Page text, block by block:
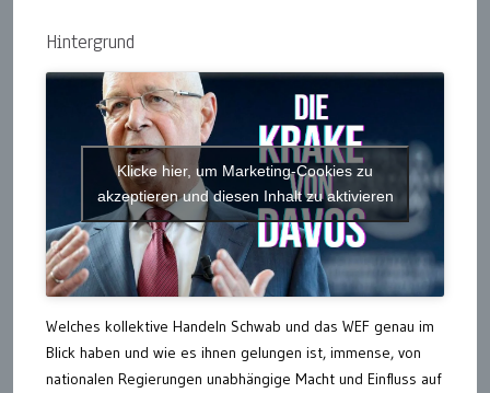
Hintergrund
Klicke hier, um Marketing-Cookies zu
akzeptieren und diesen Inhalt zu aktivieren
Welches kollektive Handeln Schwab und das WEF genau im
Blick haben und wie es ihnen gelungen ist, immense, von
nationalen Regierungen unabhängige Macht und Einfluss auf